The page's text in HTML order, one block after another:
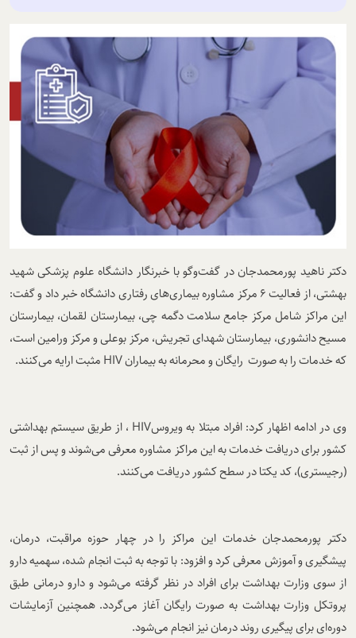
دکتر ناهید پورمحمدجان در گفت‌وگو با خبرنگار دانشگاه علوم پزشکی شهید
بهشتی
، از فعالیت 6 مرکز مشاوره بیماری‌های رفتاری دانشگاه خبر داد و گفت:
این مراکز شامل مرکز جامع سلامت دگمه چی، بیمارستان لقمان، بیمارستان
مسیح دانشوری، بیمارستان شهدای تجریش، مرکز بوعلی و مرکز ورامین است،
که خدمات را به صورت رایگان و محرمانه به بیمارانHIV مثبت ارایه می‌کنند.
وی در ادامه اظهار کرد: افراد مبتلا به ویروسHIV ، از طریق سیستم بهداشتی
کشور برای دریافت خدمات به این مراکز مشاوره معرفی می‌شوند و پس از ثبت
(رجیستری)، کد یکتا در سطح کشور دریافت می‌کنند.
دکتر پورمحمدجان خدمات این مراکز را در چهار حوزه مراقبت، درمان،
پیشگیری و آموزش معرفی کرد و افزود: با توجه به ثبت انجام شده، سهمیه دارو
از سوی وزارت بهداشت برای افراد در نظر گرفته می‌شود و دارو درمانی طبق
پروتکل وزارت بهداشت به صورت رایگان آغاز می‌گردد. همچنین آزمایشات
دوره‌ای برای پیگیری روند درمان نیز انجام می‌شود.